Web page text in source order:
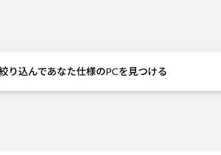
り込んであなた仕様のPCを見つける